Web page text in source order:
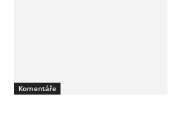
Komentáře